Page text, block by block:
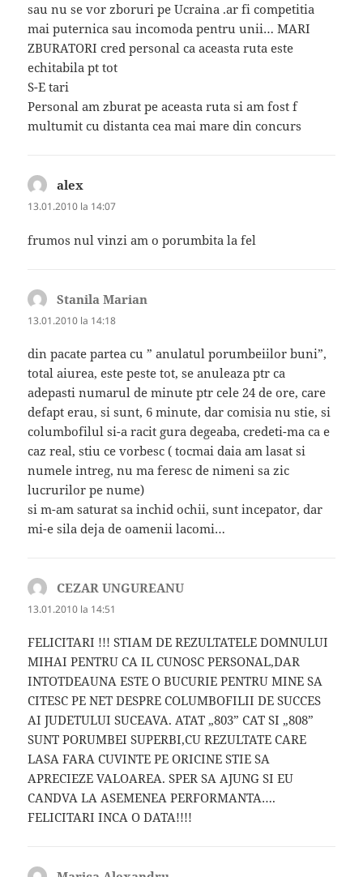
sau nu se vor zboruri pe Ucraina .ar fi competitia
mai puternica sau incomoda pentru unii… MARI
ZBURATORI cred personal ca aceasta ruta este
echitabila pt tot
S-E tari
Personal am zburat pe aceasta ruta si am fost f
multumit cu distanta cea mai mare din concurs
alex
13.01.2010 la 14:07
frumos nul vinzi am o porumbita la fel
Stanila Marian
13.01.2010 la 14:18
din pacate partea cu ” anulatul porumbeiilor buni”,
total aiurea, este peste tot, se anuleaza ptr ca
adepasti numarul de minute ptr cele 24 de ore, care
defapt erau, si sunt, 6 minute, dar comisia nu stie, si
columbofilul si-a racit gura degeaba, credeti-ma ca e
caz real, stiu ce vorbesc ( tocmai daia am lasat si
numele intreg, nu ma feresc de nimeni sa zic
lucrurilor pe nume)
si m-am saturat sa inchid ochii, sunt incepator, dar
mi-e sila deja de oamenii lacomi…
CEZAR UNGUREANU
13.01.2010 la 14:51
FELICITARI !!! STIAM DE REZULTATELE DOMNULUI
MIHAI PENTRU CA IL CUNOSC PERSONAL,DAR
INTOTDEAUNA ESTE O BUCURIE PENTRU MINE SA
CITESC PE NET DESPRE COLUMBOFILII DE SUCCES
AI JUDETULUI SUCEAVA. ATAT „803” CAT SI „808”
SUNT PORUMBEI SUPERBI,CU REZULTATE CARE
LASA FARA CUVINTE PE ORICINE STIE SA
APRECIEZE VALOAREA. SPER SA AJUNG SI EU
CANDVA LA ASEMENEA PERFORMANTA….
FELICITARI INCA O DATA!!!!